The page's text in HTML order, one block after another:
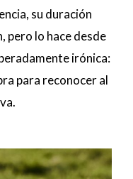
su duración
pero lo hace desde
irónica:
para reconocer al